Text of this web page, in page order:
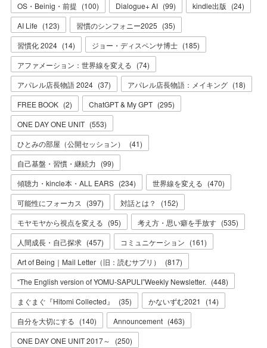
OS・Beinig・前提 (100) Dialogue+ AI (99) kindle出版 (24)
AI Life (123) 習慣のシンフォニー2025 (35)
習慣化 2024 (14) ジョー・ディスペンサ博士 (185)
アファメーション：世界線を変える (74)
アパレル店長物語 2024 (37) アパレル店長物語：メイキング (18)
FREE BOOK (2) ChatGPT & My GPT (295)
ONE DAY ONE UNIT (553)
ひとみの部屋（公開セッション）
(41)
自己基盤・習慣・継続力 (99)
傾聴力・kincle本・ALL EARS (234) 世界線を変える (470)
可能性にフォーカス
(397) 対話とは？ (152)
モヤモヤから視点を変える (95) 考え方・思い癖を手放す (535)
人間成長・自己探求 (457) コミュニケーション (161)
Art of Being｜Mail Letter（旧：読むサプリ）
(817)
“The English version of YOMU-SAPULI”Weekly Newsletter. (448)
まぐまぐ『Hitomi Collected』
(35) かないずむ2021 (14)
自分を大切にする (140) Announcement (463)
ONE DAY ONE UNIT 2017～
(250)